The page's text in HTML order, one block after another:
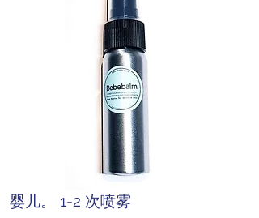
婴儿。 1-2 次喷雾